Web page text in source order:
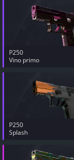
P250
Vino primo
P250
Splash